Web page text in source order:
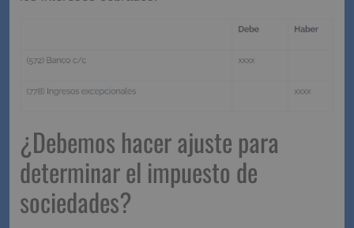
¿Debemos hacer ajuste para
determinar el impuesto de
sociedades?